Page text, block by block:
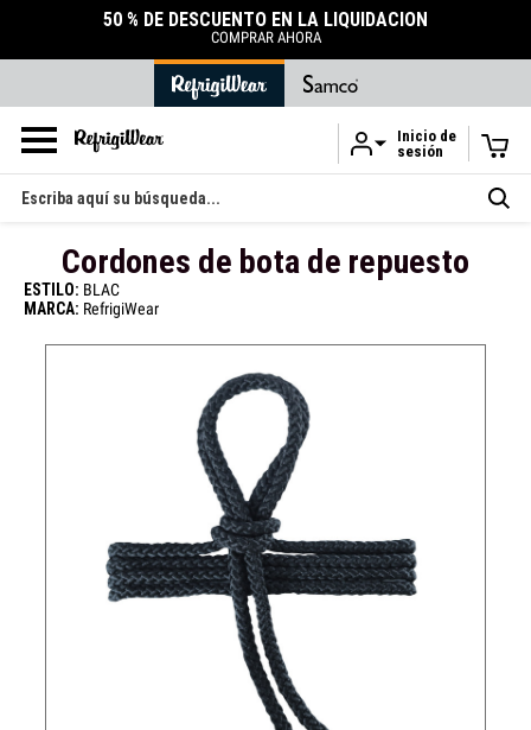
Ir al contenido principal
50 % DE DESCUENTO EN LA LIQUIDACIÓN
COMPRAR AHORA
Inicio de
sesión
Buscar
en
Cordones de bota de repuesto
ESTILO: BLAC
MARCA: RefrigiWear